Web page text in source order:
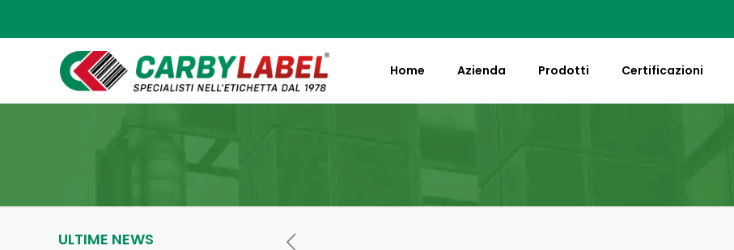
Home Azienda Prodotti Certificazioni
ULTIME NEWS